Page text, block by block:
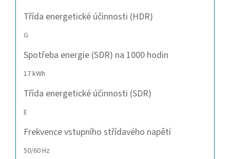
Třída energetické účinnosti (HDR)
G
Spotřeba energie (SDR) na 1000 hodin
17 kWh
Třída energetické účinnosti (SDR)
E
Frekvence vstupního střídavého napětí
50/60 Hz